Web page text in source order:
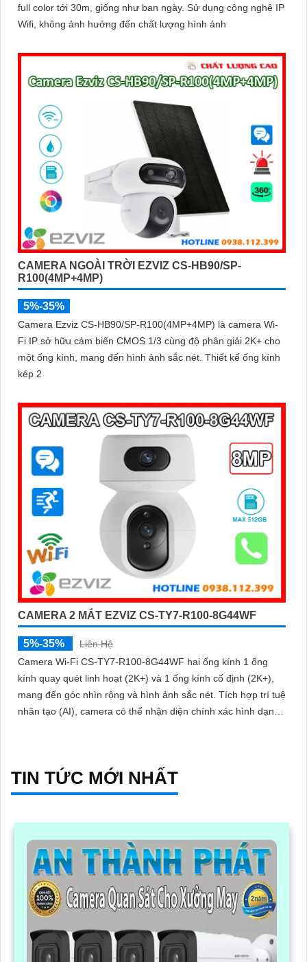
full color tới 30m, giống như ban ngày. Sử dụng công nghệ IP
Wifi, không ảnh hưởng đến chất lượng hình ảnh
CAMERA NGOÀI TRỜI EZVIZ CS-HB90/SP-
R100(4MP+4MP)
5%-35%
Camera Ezviz CS-HB90/SP-R100(4MP+4MP) là camera Wi-
Fi IP sở hữu cảm biến CMOS 1/3 cùng độ phân giải 2K+ cho
một ống kính, mang đến hình ảnh sắc nét. Thiết kế ống kính
kép 2
CAMERA 2 MẮT EZVIZ CS-TY7-R100-8G44WF
5%-35%
Liên Hệ
Camera Wi-Fi CS-TY7-R100-8G44WF hai ống kính 1 ống
kính quay quét linh hoạt (2K+) và 1 ống kính cố định (2K+),
mang đến góc nhìn rộng và hình ảnh sắc nét. Tích hợp trí tuệ
nhân tạo (AI), camera có thể nhận diện chính xác hình dạng
TIN TỨC MỚI NHẤT